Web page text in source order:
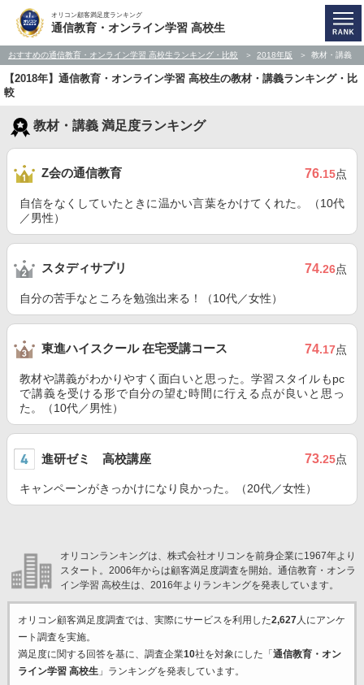
オリコン顧客満足度ランキング
通信教育・オンライン学習 高校生
おすすめの通信教育・オンライン学習 高校生ランキング・比較 2018年版 教材・講義
【2018年】通信教育・オンライン学習 高校生の教材・講義ランキング・比
較
教材・講義 満足度ランキング
Z会の通信教育 76.15点
自信をなくしていたときに温かい言葉をかけてくれた。（10代
／男性）
スタディサプリ 74.26点
自分の苦手なところを勉強出来る！（10代／女性）
東進ハイスクール 在宅受講コース 74.17点
教材や講義がわかりやすく面白いと思った。学習スタイルもpc
で講義を受ける形で自分の望む時間に行える点が良いと思っ
た。（10代／男性）
進研ゼミ 高校講座 73.25点
キャンペーンがきっかけになり良かった。（20代／女性）
オリコンランキングは、株式会社オリコンを前身企業に1967年より
スタート。2006年からは顧客満足度調査を開始。通信教育・オンラ
イン学習 高校生は、2016年よりランキングを発表しています。
オリコン顧客満足度調査では、実際にサービスを利用した2,627人にアンケ
ート調査を実施。
満足度に関する回答を基に、調査企業10社を対象にした「 通信教育・オン
ライン学習 高校生」ランキングを発表しています。